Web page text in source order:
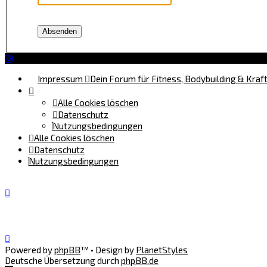
Impressum Dein Forum für Fitness, Bodybuilding &
Alle Cookies löschen
Datenschutz
Nutzungsbedingungen
Alle Cookies löschen
Datenschutz
Nutzungsbedingungen
Powered byphpBB™ • Design by PlanetStyles
Deutsche Übersetzung durch phpBB.de